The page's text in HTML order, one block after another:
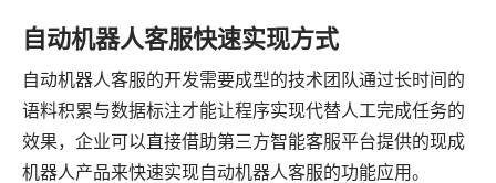
自动机器人客服快速实现方式
自动机器人客服的开发需要成型的技术团队通过长时间的
语料积累与数据标注才能让程序实现代替人工完成任务的
效果，企业可以直接借助第三方智能客服平台提供的现成
机器人产品来快速实现自动机器人客服的功能应用。